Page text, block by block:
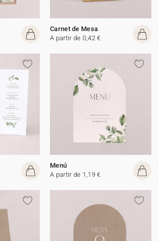
Carnet de Mesa
A partir de 0,42 €
Menú
A partir de 1,19 €